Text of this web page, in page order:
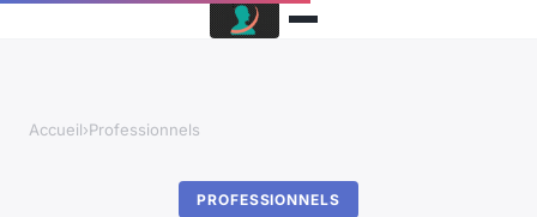
Accueil›Professionnels
PROFESSIONNELS